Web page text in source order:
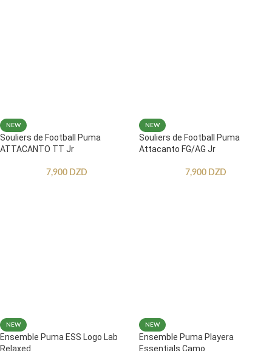
NEW
Souliers de Football Puma
ATTACANTO TT Jr
7,900 DZD
NEW
Souliers de Football Puma
Attacanto FG/AG Jr
7,900 DZD
NEW
Ensemble Puma ESS Logo Lab
Relaxed
NEW
Ensemble Puma Playera
Essentials Camo